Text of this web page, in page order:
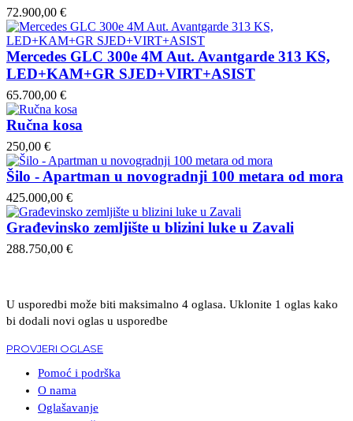
72.900,00 €
Mercedes GLC 300e 4M Aut. Avantgarde 313 KS,
LED+KAM+GR SJED+VIRT+ASIST
65.700,00 €
Ručna kosa
250,00 €
Šilo - Apartman u novogradnji 100 metara od mora
425.000,00 €
Građevinsko zemljište u blizini luke u Zavali
288.750,00 €
U usporedbi može biti maksimalno 4 oglasa. Uklonite 1 oglas kako
bi dodali novi oglas u usporedbe
PROVJERI OGLASE
Pomoć i podrška
O nama
Oglašavanje